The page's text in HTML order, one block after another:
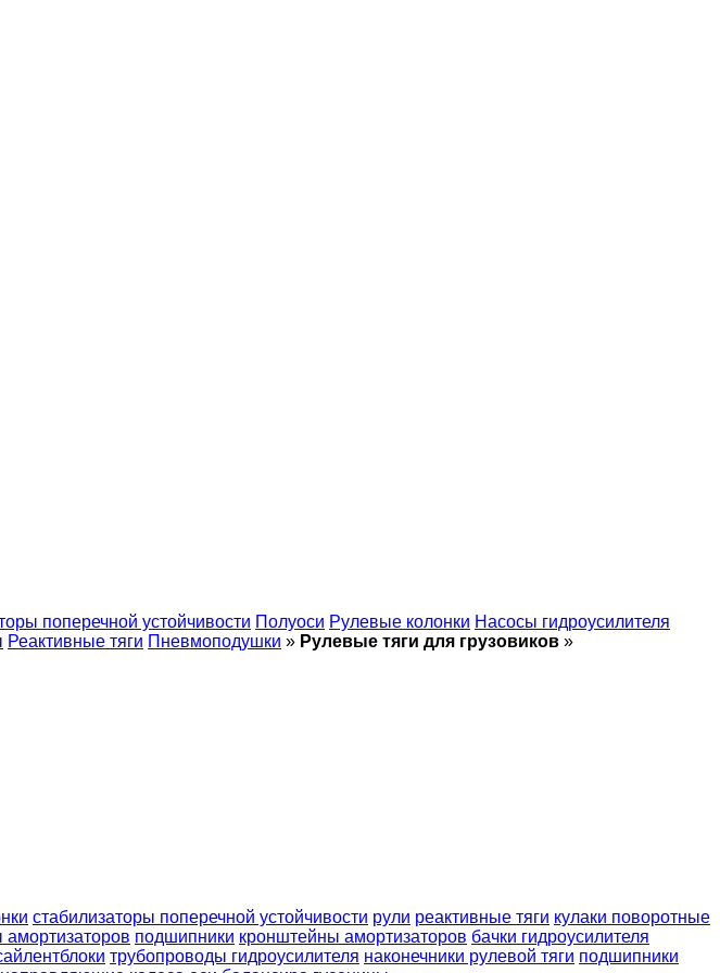
поперечной устойчивости Полуоси Рулевые колонки Насосы гидроусилителя
Реактивные тяги Пневмоподушки » Рулевые тяги для грузовиков »
стабилизаторы поперечной устойчивости рули реактивные тяги кулаки поворотные
амортизаторов подшипники кронштейны амортизаторов бачки гидроусилителя
трубопроводы гидроусилителя наконечники рулевой тяги подшипники